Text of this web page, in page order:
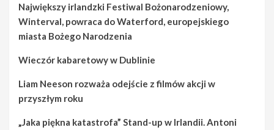
Największy irlandzki Festiwal Bożonarodzeniowy,
Winterval, powraca do Waterford, europejskiego
miasta Bożego Narodzenia
Wieczór kabaretowy w Dublinie
Liam Neeson rozważa odejście z filmów akcji w
przyszłym roku
„Jaka piękna katastrofa” Stand-up w Irlandii. Antoni